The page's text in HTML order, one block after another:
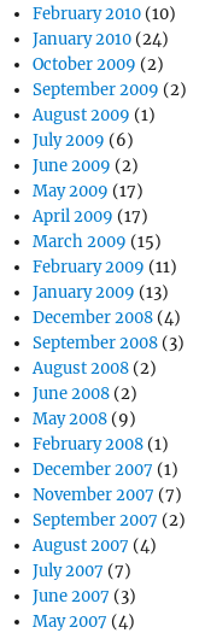
February 2010 (10)
January 2010 (24)
October 2009 (2)
September 2009 (2)
August 2009 (1)
July 2009 (6)
June 2009 (2)
May 2009 (17)
April 2009 (17)
March 2009 (15)
February 2009 (11)
January 2009 (13)
December 2008 (4)
September 2008 (3)
August 2008 (2)
June 2008 (2)
May 2008 (9)
February 2008 (1)
December 2007 (1)
November 2007 (7)
September 2007 (2)
August 2007 (4)
July 2007 (7)
June 2007 (3)
May 2007 (4)